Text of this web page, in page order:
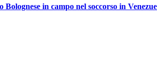
in campo nel soccorso in